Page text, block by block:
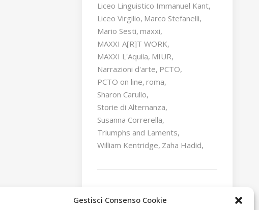
Gestisci Consenso Cookie
Liceo Linguistico Immanuel Kant
Liceo Virgilio Marco Stefanelli
Mario Sesti maxxi
MAXXI A[R]T WORK
MAXXI L'Aquila MIUR
Narrazioni d'arte PCTO
PCTO on line roma
Sharon Carullo
Storie di Alternanza
Susanna Correrella
Triumphs and Laments
William Kentridge Zaha Hadid